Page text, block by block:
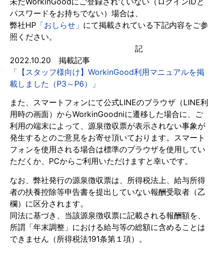
パスワードをお持ちでない）場合は、
弊社HP 「おしらせ」 にて掲載されている下記内容をご参
照ください。
記
2022.10.20 掲載記事
「【スタッフ様向け】WorkinGood利用マニュアルを掲
載しました（P3～P6）」
また、スマートフォンにて公式LINEのブラウザ（LINE利
用時の画面）からWorkinGoodniに遷移した場合に、ご
利用の端末によって、源泉徴収票が表示されない事象が
発生するとのご意見をお寄せ頂いております。スマート
フォンを使用される場合は標準のブラウザを使用してい
ただくか、PCからご利用いただけますと幸いです。
なお、弊社発行の源泉徴収票は、所得税法上、給与所得
者の扶養控除等申告書を提出していない報酬受取者（乙
欄）に区分されます。
同法に基づき、当該源泉徴収票に記載される報酬額を、
所謂「年末調整」における給与等の総額に含めることは
できません（所得税法191条第１項）。